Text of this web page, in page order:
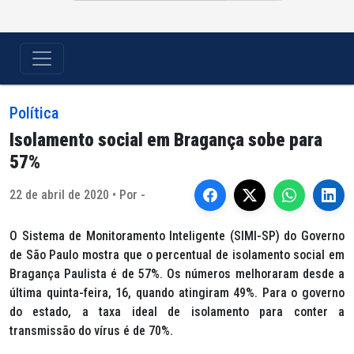
Política
Isolamento social em Bragança sobe para
57%
22 de abril de 2020 • Por -
O Sistema de Monitoramento Inteligente (SIMI-SP) do Governo
de São Paulo mostra que o percentual de isolamento social em
Bragança Paulista é de 57%. Os números melhoraram desde a
última quinta-feira, 16, quando atingiram 49%. Para o governo
do estado, a taxa ideal de isolamento para conter a
transmissão do vírus é de 70%.